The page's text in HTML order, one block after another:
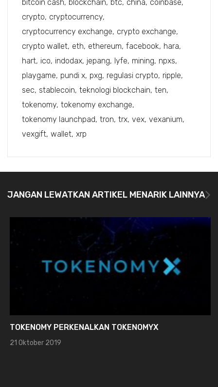
bitcoin cash blockchain btc china coinbase
crypto cryptocurrency
cryptocurrency exchange crypto exchange
crypto wallet eth ethereum facebook hara
hart ico indodax jepang lyfe mining npxs
playgame pundi x pxg regulasi crypto ripple
sec stablecoin teknologi blockchain ten
tokenomy tokenomy exchange
tokenomy launchpad tron trx vex vexanium
vexgift wallet xrp
JANGAN LEWATKAN ARTIKEL MENARIK LAINNYA
TOKENOMY PERKENALKAN TOKENOMYX
21 Oktober 2019